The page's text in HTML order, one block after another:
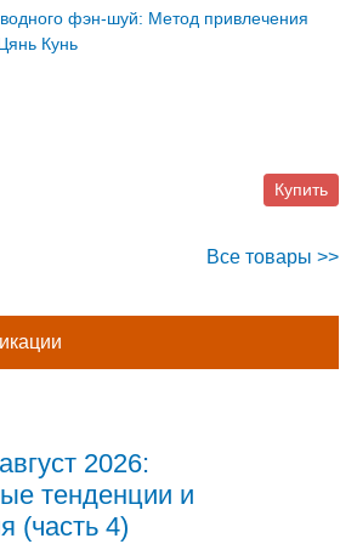
фэн-шуй: Метод привлечения
Кунь
Купить
Все товары >>
2026:
тенденции и
(часть 4)